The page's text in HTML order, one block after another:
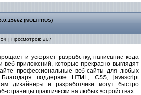
(MULTi/RUS)
| Просмотров: 207
и ускоряет разработку, написание кода
веб-приложений, которые прекрасно выглядят
профессиональные веб-сайты для любых
поддержке HTML, CSS, jаvascript
дизайнеры и разработчики могут быстро
страницы практически на любых устройствах.